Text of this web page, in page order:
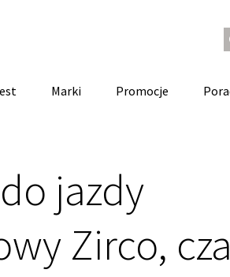
Marki Promocje
jazdy
Zirco,